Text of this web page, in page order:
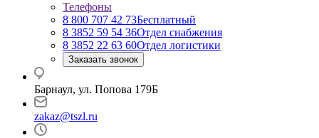
Телефоны
8 800 707 42 73Бесплатный
8 3852 59 54 36Отдел снабжения
8 3852 22 63 60Отдел логистики
Заказать звонок
Барнаул, ул. Попова 179Б
zakaz@tszl.ru